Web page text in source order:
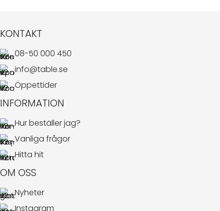
KONTAKT
08-50 000 450
info@table.se
Öppettider
INFORMATION
Hur beställer jag?
Vanliga frågor
Hitta hit
OM OSS
Nyheter
Instagram